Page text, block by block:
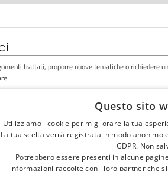
trattati, proporre nuove tematiche o richiedere
Questo sito
Utilizziamo i cookie per migliorare la tua
La tua scelta verrà registrata in modo
GDPR. Non
Potrebbero essere presenti in alcune
informazioni raccolte con i loro partner che